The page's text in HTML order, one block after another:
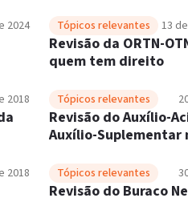
2024 Tópicos relevantes 13
Revisão da ORTN-
quem tem direito
2018 Tópicos relevantes
Revisão do Auxílio-
Auxílio-Suplementar
2018 Tópicos relevantes
Revisão do Buraco